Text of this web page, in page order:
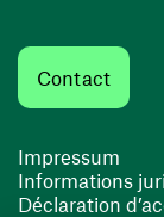
Contact
Impressum
Informations
Déclaration